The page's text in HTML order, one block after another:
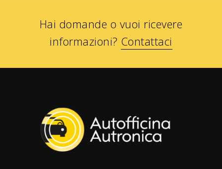
Hai domande o vuoi ricevere
informazioni? Contattaci